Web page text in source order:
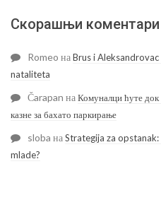
Скорашњи коментари
Romeo наBrus i
nataliteta
Čarapan наКомуналци ћуте
казне за бахато паркирање
sloba наStrategija za
mlade?